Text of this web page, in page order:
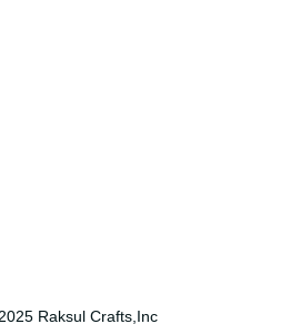
Raksul Crafts,Inc